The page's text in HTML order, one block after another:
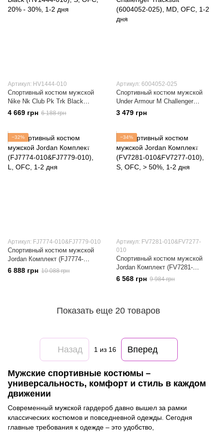
Артикул: HV1444-010
Спортивный костюм мужской
Nike Nk Club Pk Trk Black
(HV1444-010)
4 669 грн 6 188 грн
Артикул: 6004052-025
Спортивный костюм мужской
Under Armour M Challenger
Tracksuit (6004052-025)
3 479 грн
−32%
Артикул: FJ7774-010&FJ7779-010
Спортивный костюм мужской
Jordan Комплект (FJ7774-
010&FJ7779-010)
6 888 грн 10 088 грн
−34%
Артикул: FV7281-010&FV7277-
010
Спортивный костюм мужской
Jordan Комплект (FV7281-
010&FV7277-010)
6 568 грн 9 984 грн
Показать еще 20 товаров
Назад 1 из 16 Вперед
Мужские спортивные костюмы –
универсальность, комфорт и стиль в каждом
движении
Современный мужской гардероб давно вышел за рамки
классических костюмов и повседневной одежды. Сегодня
главные требования к одежде – это удобство,